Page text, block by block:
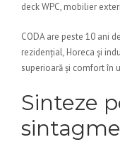
deck WPC, mobilier
CODA are peste 10 ani
rezidențial, Horeca și
superioară și comfort în
Sinteze